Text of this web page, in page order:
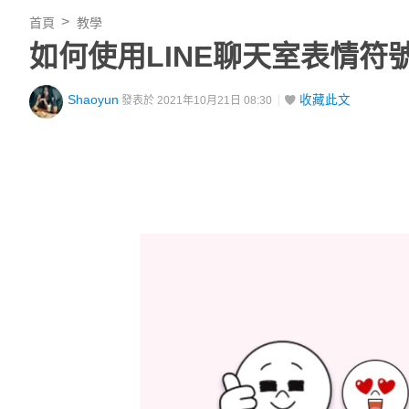
首頁 教學
如何使用LINE聊天室表情符
Shaoyun 發表於 2021年10月21日 08:30 收藏此文